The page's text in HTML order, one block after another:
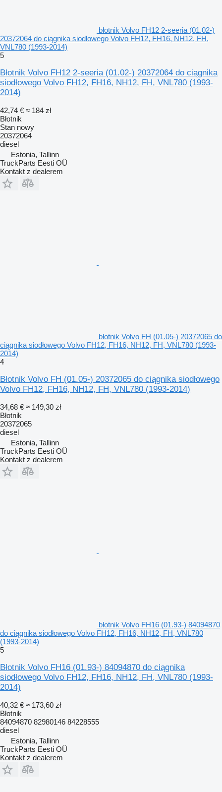
błotnik Volvo FH12 2-seeria (01.02-)
20372064 do ciągnika siodłowego Volvo FH12, FH16, NH12, FH,
VNL780 (1993-2014)
5
Błotnik Volvo FH12 2-seeria (01.02-) 20372064 do ciągnika
siodłowego Volvo FH12, FH16, NH12, FH, VNL780 (1993-
2014)
42,74 € ≈ 184 zł
Błotnik
Stan nowy
20372064
diesel
Estonia, Tallinn
TruckParts Eesti OÜ
Kontakt z dealerem
błotnik Volvo FH (01.05-) 20372065 do
ciągnika siodłowego Volvo FH12, FH16, NH12, FH, VNL780 (1993-
2014)
4
Błotnik Volvo FH (01.05-) 20372065 do ciągnika siodłowego
Volvo FH12, FH16, NH12, FH, VNL780 (1993-2014)
34,68 € ≈ 149,30 zł
Błotnik
20372065
diesel
Estonia, Tallinn
TruckParts Eesti OÜ
Kontakt z dealerem
błotnik Volvo FH16 (01.93-) 84094870
do ciągnika siodłowego Volvo FH12, FH16, NH12, FH, VNL780
(1993-2014)
5
Błotnik Volvo FH16 (01.93-) 84094870 do ciągnika
siodłowego Volvo FH12, FH16, NH12, FH, VNL780 (1993-
2014)
40,32 € ≈ 173,60 zł
Błotnik
84094870 82980146 84228555
diesel
Estonia, Tallinn
TruckParts Eesti OÜ
Kontakt z dealerem